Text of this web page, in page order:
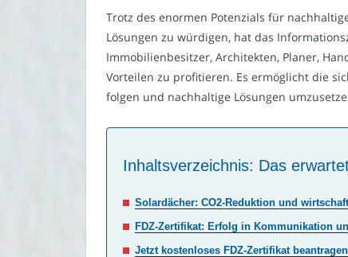
Trotz des enormen Potenzials für
Lösungen zu würdigen, hat das
Immobilienbesitzer, Architekten, Planer,
Vorteilen zu profitieren. Es ermöglicht die
folgen und nachhaltige Lösungen
Inhaltsverzeichnis: Das
Solardächer: CO2-Reduktion und
FDZ-Zertifikat: Erfolg in Kommunikation
Jetzt kostenloses FDZ-Zertifikat